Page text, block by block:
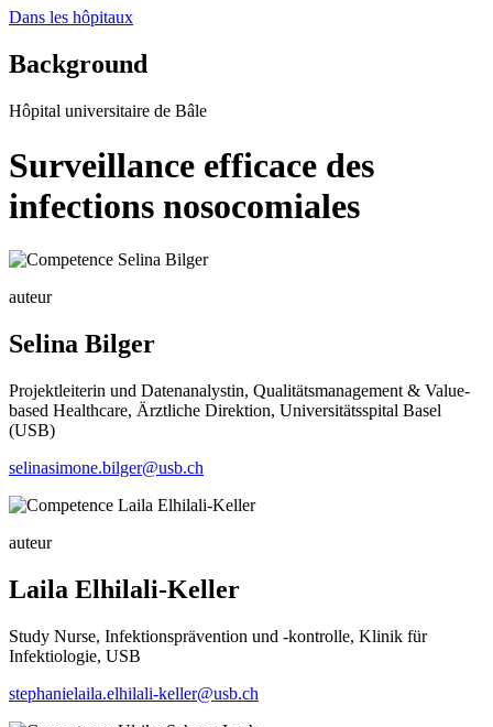
Dans les hôpitaux
Background
Hôpital universitaire de Bâle
Surveillance efficace des
infections nosocomiales
auteur
Selina Bilger
Projektleiterin und Datenanalystin, Qualitätsmanagement & Value-
based Healthcare, Ärztliche Direktion, Universitätsspital Basel
(USB)
selinasimone.bilger@usb.ch
auteur
Laila Elhilali-Keller
Study Nurse, Infektionsprävention und -kontrolle, Klinik für
Infektiologie, USB
stephanielaila.elhilali-keller@usb.ch